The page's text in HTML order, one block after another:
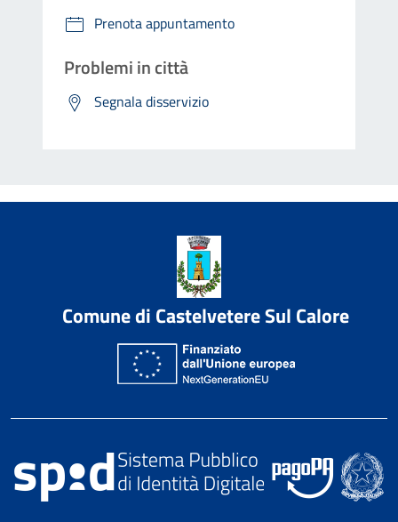
Prenota appuntamento
Problemi in città
Segnala disservizio
Comune di Castelvetere Sul Calore